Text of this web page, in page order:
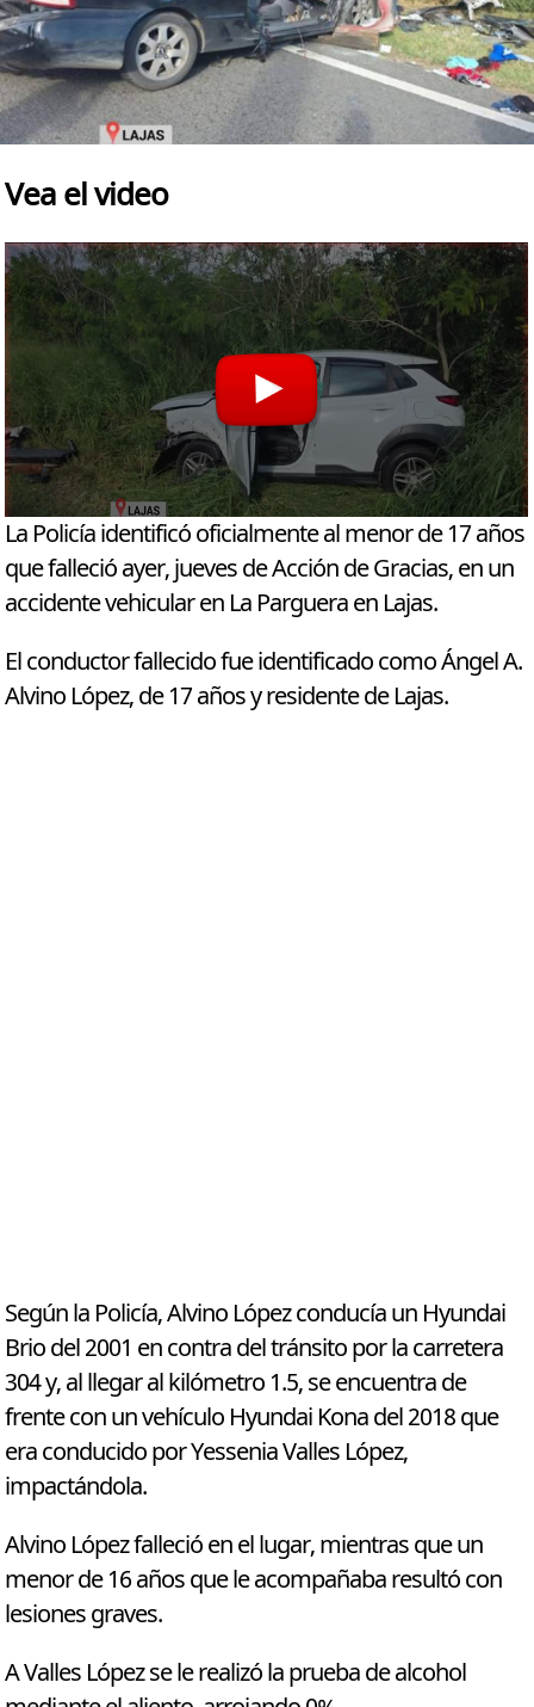
Vea el video
La Policía identificó oficialmente al menor de 17 años
que falleció ayer, jueves de Acción de Gracias, en un
accidente vehicular en La Parguera en Lajas.
El conductor fallecido fue identificado como Ángel A.
Alvino López, de 17 años y residente de Lajas.
Según la Policía, Alvino López conducía un Hyundai
Brio del 2001 en contra del tránsito por la carretera
304 y, al llegar al kilómetro 1.5, se encuentra de
frente con un vehículo Hyundai Kona del 2018 que
era conducido por Yessenia Valles López,
impactándola.
Alvino López falleció en el lugar, mientras que un
menor de 16 años que le acompañaba resultó con
lesiones graves.
A Valles López se le realizó la prueba de alcohol